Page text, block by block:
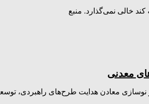
خالی نمی‌گذارد. منبع
معدنی
معادن هدایت طرح‌های راهبردی،